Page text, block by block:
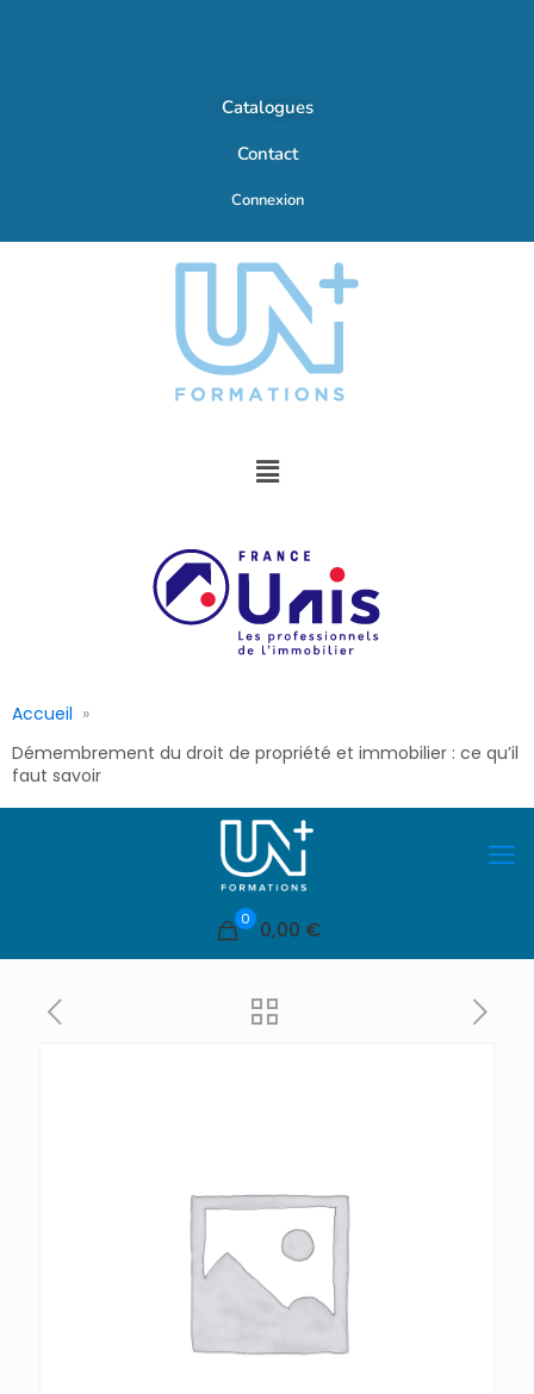
Catalogues
Contact
Connexion
Accueil
Démembrement du droit de propriété et immobilier : ce qu’il
faut savoir
0 0,00 €